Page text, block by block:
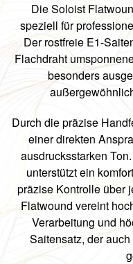
Die Soloist
speziell für
Der rostfreie E1-
Flachdraht
besonders
Durch die präzise
einer direkten
ausdrucksstarken
unterstützt ein
präzise Kontrolle über
Flatwound vereint
Verarbeitung und
Saitensatz, der